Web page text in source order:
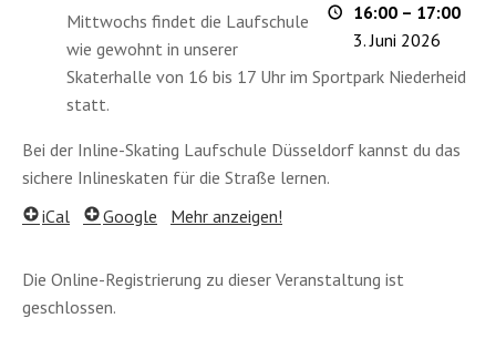
16:00 – 17:00
3. Juni 2026
Mittwochs findet die Laufschule
wie gewohnt in unserer
Skaterhalle von 16 bis 17 Uhr im Sportpark Niederheid
statt.
Bei der Inline-Skating Laufschule Düsseldorf kannst du das
sichere Inlineskaten für die Straße lernen.
iCal
Google Mehr anzeigen!
Die Online-Registrierung zu dieser Veranstaltung ist
geschlossen.